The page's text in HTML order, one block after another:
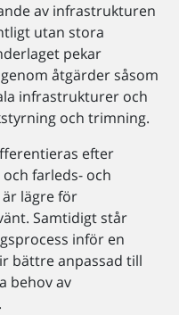
av infrastrukturen
utan stora
pekar
åtgärder såsom
infrastrukturer och
och trimning.
efter
farleds- och
lägre för
Samtidigt står
inför en
bättre anpassad till
behov av